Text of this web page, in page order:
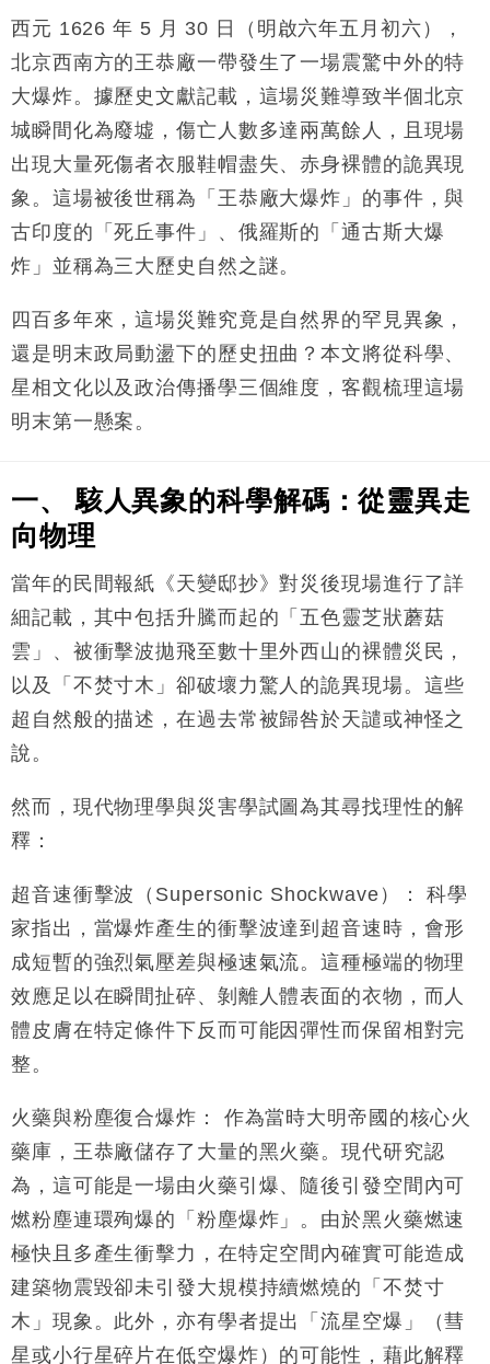
損失近6900萬元
16:05
財經｜日經失守6.5萬點後回穩 全周仍升近2%
粦接任
15:11
財經｜韓股反覆波動收跌 連挫7周創逾3年最長跌勢
13:44
財經｜內地7月美元計價出口增近24%勝預期 貿易順
差達1125億美元
12:44
財經｜日本春季三度入市撐日圓 4月單日斥6.28萬億
11:12
國際｜特朗普料美伊戰事快結束 承認部分彈藥庫存緊
張
15:59
財經｜SA售股自救後再出手 斥4億美元押注未上市公
西元 1626 年 5 月 30 日（明啟六年五月初六），
北京西南方的王恭廠一帶發生了一場震驚中外的特
大爆炸。據歷史文獻記載，這場災難導致半個北京
城瞬間化為廢墟，傷亡人數多達兩萬餘人，且現場
出現大量死傷者衣服鞋帽盡失、赤身裸體的詭異現
象。這場被後世稱為「王恭廠大爆炸」的事件，與
古印度的「死丘事件」、俄羅斯的「通古斯大爆
炸」並稱為三大歷史自然之謎。
四百多年來，這場災難究竟是自然界的罕見異象，
還是明末政局動盪下的歷史扭曲？本文將從科學、
星相文化以及政治傳播學三個維度，客觀梳理這場
明末第一懸案。
一、 駭人異象的科學解碼：從靈異走
向物理
當年的民間報紙《天變邸抄》對災後現場進行了詳
細記載，其中包括升騰而起的「五色靈芝狀蘑菇
雲」、被衝擊波拋飛至數十里外西山的裸體災民，
以及「不焚寸木」卻破壞力驚人的詭異現場。這些
超自然般的描述，在過去常被歸咎於天譴或神怪之
說。
然而，現代物理學與災害學試圖為其尋找理性的解
釋：
超音速衝擊波（Supersonic Shockwave）： 科學
家指出，當爆炸產生的衝擊波達到超音速時，會形
成短暫的強烈氣壓差與極速氣流。這種極端的物理
效應足以在瞬間扯碎、剝離人體表面的衣物，而人
體皮膚在特定條件下反而可能因彈性而保留相對完
整。
火藥與粉塵復合爆炸： 作為當時大明帝國的核心火
藥庫，王恭廠儲存了大量的黑火藥。現代研究認
為，這可能是一場由火藥引爆、隨後引發空間內可
燃粉塵連環殉爆的「粉塵爆炸」。由於黑火藥燃速
極快且多產生衝擊力，在特定空間內確實可能造成
建築物震毀卻未引發大規模持續燃燒的「不焚寸
木」現象。此外，亦有學者提出「流星空爆」（彗
星或小行星碎片在低空爆炸）的可能性，藉此解釋